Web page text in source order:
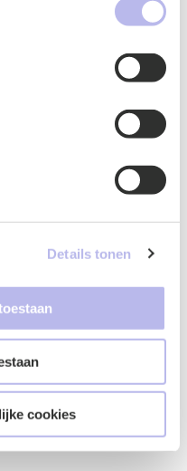
Details tonen
cookies
van